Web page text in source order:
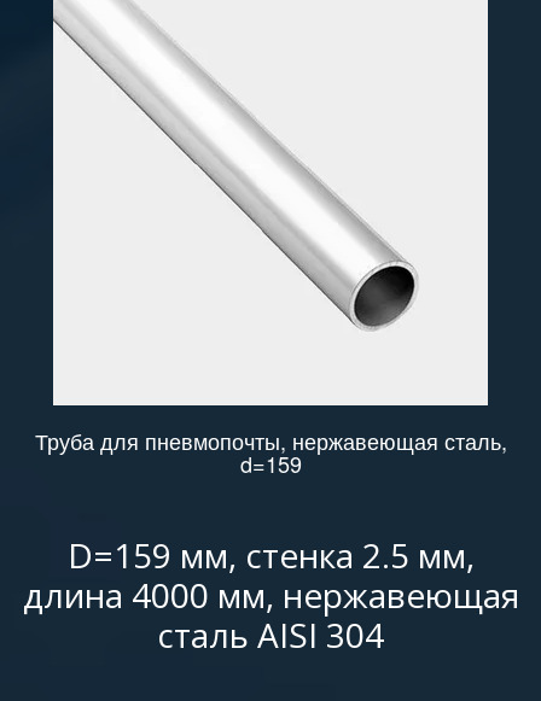
Труба для пневмопочты, нержавеющая сталь,
d=159
D=159 мм, стенка 2.5 мм,
длина 4000 мм, нержавеющая
сталь AISI 304